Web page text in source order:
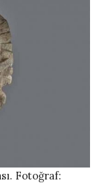
Fotoğraf: